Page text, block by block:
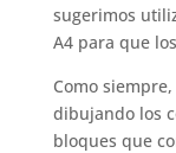
sugerimos
A4 para que
Como
dibujando los
bloques que